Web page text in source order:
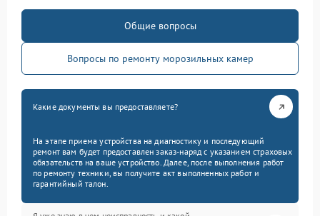
Общие вопросы
Вопросы по ремонту морозильных камер
Какие документы вы предоставляете?
На этапе приема устройства на диагностику и последующий
ремонт вам будет предоставлен заказ-наряд с указанием страховых
обязательств на ваше устройство. Далее, после выполнения работ
по ремонту техники, вы получите акт выполненных работ и
гарантийный талон.